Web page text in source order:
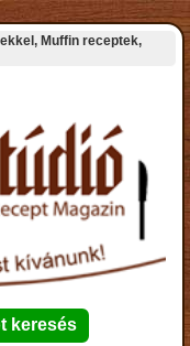
Muffin receptek,